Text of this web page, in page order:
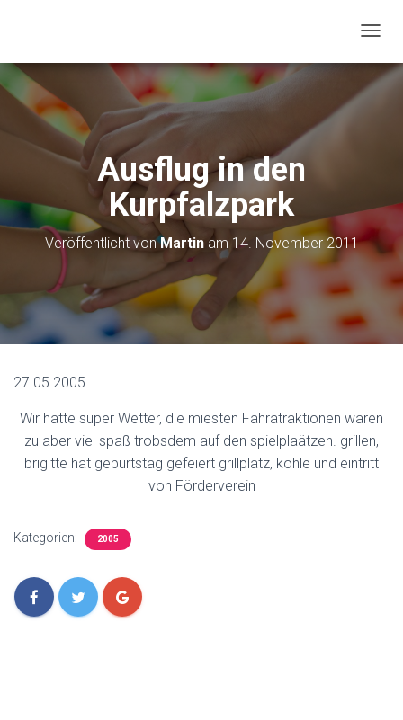
A
V
M
S
Ausflug in den
Kurpfalzpark
Veröffentlicht vonMartinam 14. November 2011
27.05.2005
Wir hatte super Wetter, die miesten Fahratraktionen waren
zu aber viel spaß trobsdem auf den spielplaätzen. grillen,
brigitte hat geburtstag gefeiert grillplatz, kohle und eintritt
von Förderverein
Kategorien: 2005